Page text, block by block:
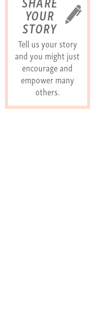
YOUR
STORY
Tell us your story
and you might just
encourage and
empower many
others.